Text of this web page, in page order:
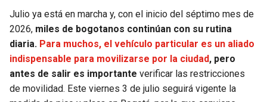
PACKERS
VIKINGS
FALCONS
TIMBERWOLVES
THUNDER
TRAIL BLAZERS
Julio ya está en marcha y, con el inicio del séptimo mes de
2026, miles de bogotanos continúan con su rutina
diaria. Para muchos, el vehículo particular es un aliado
indispensable para movilizarse por la ciudad, pero
antes de salir es importante verificar las restricciones
de movilidad. Este viernes 3 de julio seguirá vigente la